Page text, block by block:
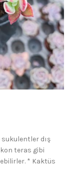
sukulentler dış
teras gibi
* Kaktüs